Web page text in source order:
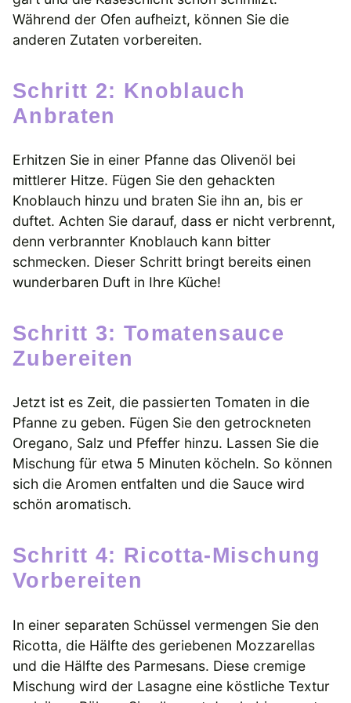
Während der Ofen aufheizt, können Sie die
anderen Zutaten vorbereiten.
Schritt 2: Knoblauch
Anbraten
Erhitzen Sie in einer Pfanne das Olivenöl bei
mittlerer Hitze. Fügen Sie den gehackten
Knoblauch hinzu und braten Sie ihn an, bis er
duftet. Achten Sie darauf, dass er nicht verbrennt,
denn verbrannter Knoblauch kann bitter
schmecken. Dieser Schritt bringt bereits einen
wunderbaren Duft in Ihre Küche!
Schritt 3: Tomatensauce
Zubereiten
Jetzt ist es Zeit, die passierten Tomaten in die
Pfanne zu geben. Fügen Sie den getrockneten
Oregano, Salz und Pfeffer hinzu. Lassen Sie die
Mischung für etwa 5 Minuten köcheln. So können
sich die Aromen entfalten und die Sauce wird
schön aromatisch.
Schritt 4: Ricotta-Mischung
Vorbereiten
In einer separaten Schüssel vermengen Sie den
Ricotta, die Hälfte des geriebenen Mozzarellas
und die Hälfte des Parmesans. Diese cremige
Mischung wird der Lasagne eine köstliche Textur